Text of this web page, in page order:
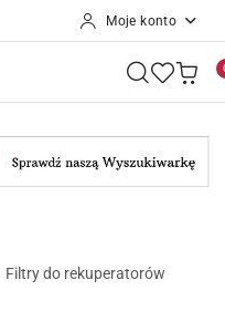
Moje konto
Filtry do rekuperatorów